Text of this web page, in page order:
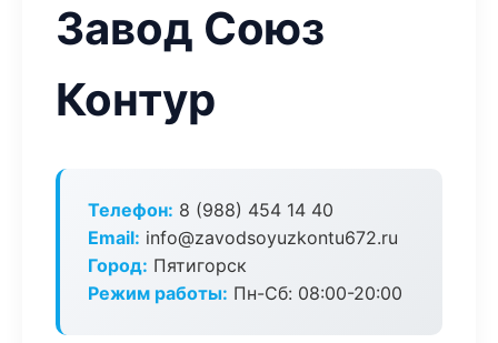
Завод Союз
Контур
Телефон: 8 (988) 454 14 40
Email: info@zavodsoyuzkontu672.ru
Город: Пятигорск
Режим работы: Пн-Сб: 08:00-20:00